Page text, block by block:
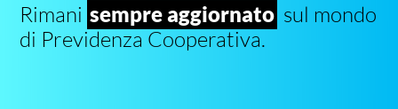
Rimani sempre aggiornato sul mondo
di Previdenza Cooperativa.